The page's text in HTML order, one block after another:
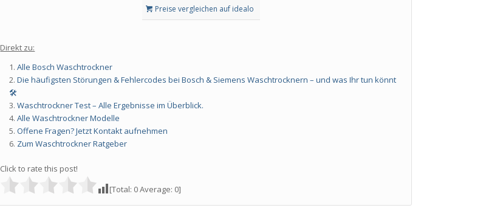
Preise vergleichen auf idealo
Direkt zu:
Alle Bosch Waschtrockner
Die häufigsten Störungen & Fehlercodes bei Bosch & Siemens Waschtrocknern – und was Ihr tun könnt
🛠️
Waschtrockner Test – Alle Ergebnisse im Überblick.
Alle Waschtrockner Modelle
Offene Fragen? Jetzt Kontakt aufnehmen
Zum Waschtrockner Ratgeber
Click to rate this post!
[Total: 0Average: 0]